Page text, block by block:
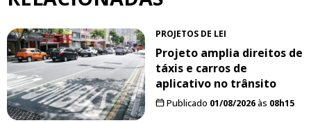
PROJETOS DE LEI
Projeto amplia direitos de
táxis e carros de
aplicativo no trânsito
Publicado 01/08/2026às 08h15